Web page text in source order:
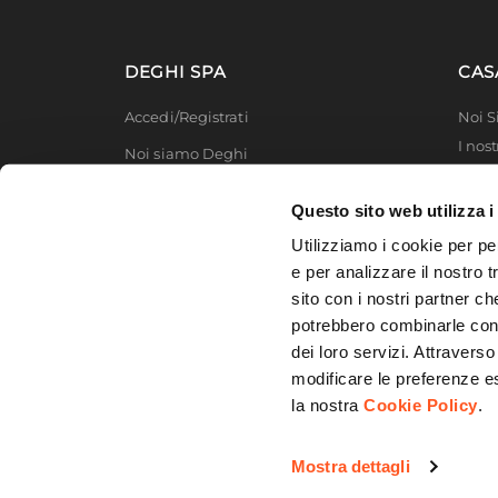
Questo sito web utilizza i
Utilizziamo i cookie per
e per analizzare il nostro
sito con i nostri partner
potrebbero combinarle
dei loro servizi.
modificare le preferenze
la nostraCookie Policy.
Mostra dettagli
Colore Maniglie O Pomelli
Cromo
Installazione
DEGHI SPA
Accedi/Registrati
Noi siamo Deghi
Modello organizzativo e codice etico
Noi
I
MFT